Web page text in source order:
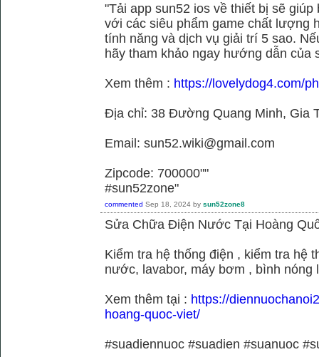
"Tải app sun52 ios về thiết bị sẽ
với các siêu phẩm game chất lượng
tính năng và dịch vụ giải trí 5 sao.
hãy tham khảo ngay hướng dẫn của
Xem thêm : https://lovelydog4.com/
Địa chỉ: 38 Đường Quang Minh, Gia
Email: sun52.wiki@gmail.com
Zipcode: 700000""
#sun52zone"
commented Sep 18, 2024 by sun52zone8
Sửa Chữa Điện Nước Tại Hoàng
Kiểm tra hệ thống điện , kiểm tra hệ
nước, lavabor, máy bơm , bình nóng
Xem thêm tại : https://
hoang-quoc-viet/
#suadiennuoc #suadien #suanuoc